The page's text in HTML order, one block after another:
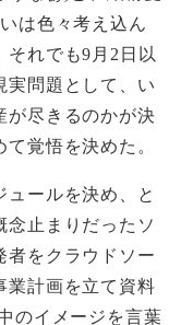
は色々考え込ん
それでも9月2日以
実問題として、い
が尽きるのかが決
覚悟を決めた。
ュールを決め、と
念止まりだったソ
者をクラウドソー
業計画を立て資料
のイメージを言葉